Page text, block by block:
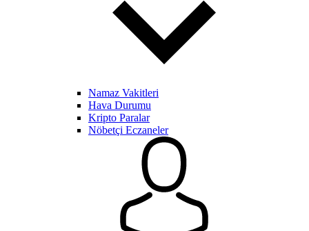
Namaz Vakitleri
Hava Durumu
Kripto Paralar
Nöbetçi Eczaneler